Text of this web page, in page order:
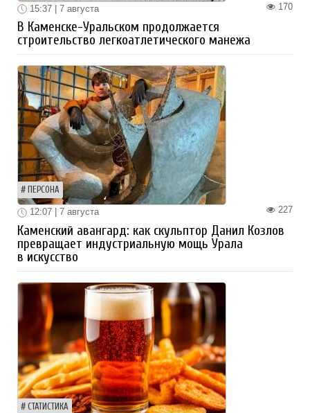
170
15:37 | 7 августа
В Каменске-Уральском продолжается
строительство легкоатлетического манежа
ПЕРСОНА
227
12:07 | 7 августа
Каменский авангард: как скульптор Данил Козлов
превращает индустриальную мощь Урала
в искусство
СТАТИСТИКА